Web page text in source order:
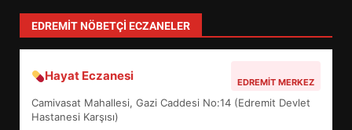
EDREMIT NÖBETÇI ECZANELER
Hayat Eczanesi EDREMIT MERKEZ
Camivasat Mahallesi, Gazi Caddesi No:14 (Edremit Devlet
Hastanesi Karşısı)
3
4
EDREMİT’İN GURURU TÜRKİYE
FİNALİNDE NE BAŞARDI?